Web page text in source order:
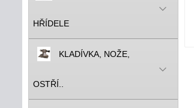
HŘÍDELE
KLADÍVKA, NOŽE,
OSTŘÍ..